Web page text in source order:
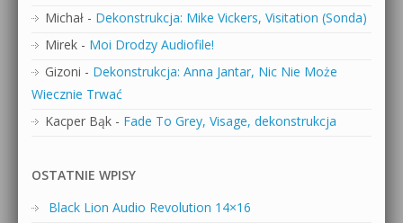
Michał - Dekonstrukcja: Mike Vickers, Visitation (Sonda)
Mirek - Moi Drodzy Audiofile!
Gizoni - Dekonstrukcja: Anna Jantar, Nic Nie Może
Wiecznie Trwać
Kacper Bąk - Fade To Grey, Visage, dekonstrukcja
OSTATNIE WPISY
Black Lion Audio Revolution 14×16